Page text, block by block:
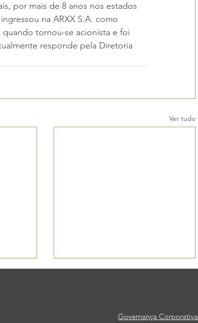
por mais de 8 anos nos estados
na ARXX S.A. como
tornou-se acionista e foi
responde pela Diretoria
Ver tudo
Governança Corporativa